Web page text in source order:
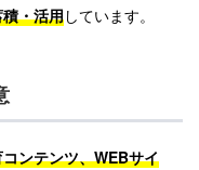
・活用しています。
ンテンツ、WEBサイ